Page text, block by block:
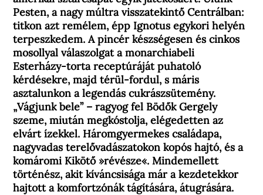
Pesten, a nagy múltra visszatekintő Centrálban:
titkon azt remélem, épp Ignotus egykori helyén
terpeszkedem. A pincér készségesen és cinkos
mosollyal válaszolgat a monarchiabeli
Esterházy-torta receptúráját puhatoló
kérdésekre, majd térül-fordul, s máris
asztalunkon a legendás cukrászsütemény.
„Vágjunk bele” – ragyog fel Bödők Gergely
szeme, miután megkóstolja, elégedetten az
elvárt ízekkel. Háromgyermekes családapa,
nagyvadas terelővadászatokon kopós hajtó, és a
komáromi Kikötő »révésze«. Mindemellett
történész, akit kíváncsisága már a kezdetekkor
hajtott a komfortzónák tágítására, átugrására.